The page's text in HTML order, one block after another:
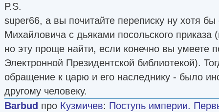
P.S.
super66, а вы почитайте переписку ну хотя
Михайловича с дьяками посольского
но эту проще найти, если конечно вы умеете
Электронной Президентской библиотекой).
обращение к царю и его наследнику - было
другому человеку.
Barbud про Кузмичев: Поступь империи.